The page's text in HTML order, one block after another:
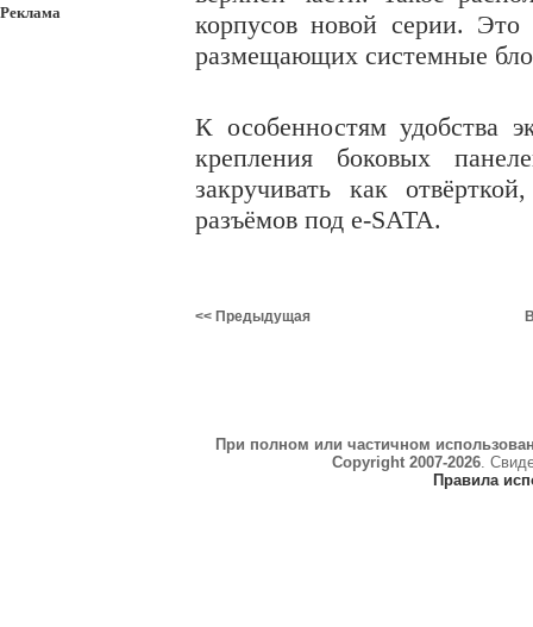
Реклама
корпусов новой серии. Это
размещающих cистемные
К особенностям удобства
крепления боковых
закручивать как
разъёмов под e-SATA.
<< Предыдущая
При полном или частичном
Copyright 2007-2026.
Правила